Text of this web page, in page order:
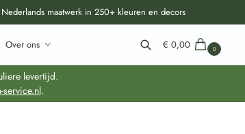
Nederlands maatwerk in 250+ kleuren en decors
Over ons € 0,00 0
levertijd.
service.nl.